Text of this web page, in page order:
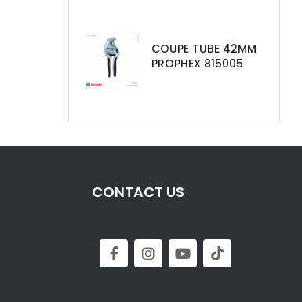
COUPE TUBE 42MM
PROPHEX 815005
CONTACT US